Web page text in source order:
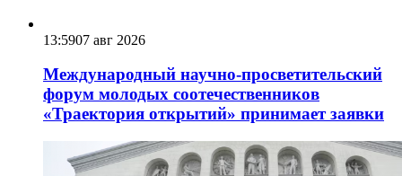
13:5907 авг 2026
Международный научно-просветительский
форум молодых соотечественников
«Траектория открытий» принимает заявки